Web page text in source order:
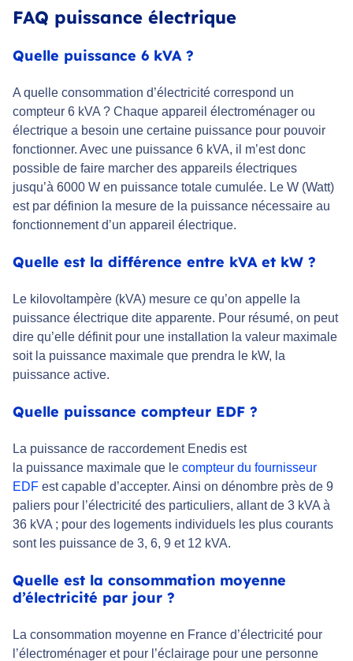
FAQ puissance électrique
Quelle puissance 6 kVA ?
A quelle consommation d’électricité correspond un
compteur 6 kVA ? Chaque appareil électroménager ou
électrique a besoin une certaine puissance pour pouvoir
fonctionner. Avec une puissance 6 kVA, il m’est donc
possible de faire marcher des appareils électriques
jusqu’à 6000 W en puissance totale cumulée. Le W (Watt)
est par définion la mesure de la puissance nécessaire au
fonctionnement d’un appareil électrique.
Quelle est la différence entre kVA et kW ?
Le kilovoltampère (kVA) mesure ce qu’on appelle la
puissance électrique dite apparente. Pour résumé, on peut
dire qu’elle définit pour une installation la valeur maximale
soit la puissance maximale que prendra le kW, la
puissance active.
Quelle puissance compteur EDF ?
La puissance de raccordement Enedis est
la puissance maximale que le compteur du fournisseur
EDF est capable d’accepter. Ainsi on dénombre près de 9
paliers pour l’électricité des particuliers, allant de 3 kVA à
36 kVA ; pour des logements individuels les plus courants
sont les puissance de 3, 6, 9 et 12 kVA.
Quelle est la consommation moyenne
d’électricité par jour ?
La consommation moyenne en France d’électricité pour
l’électroménager et pour l’éclairage pour une personne